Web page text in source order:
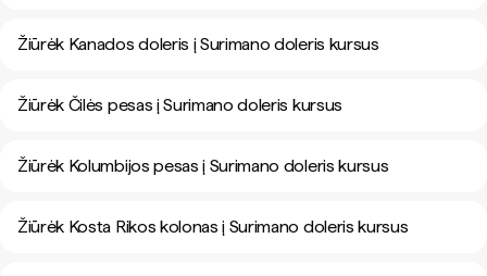
Žiūrėk Kanados doleris į Surimano doleris kursus
Žiūrėk Čilės pesas į Surimano doleris kursus
Žiūrėk Kolumbijos pesas į Surimano doleris kursus
Žiūrėk Kosta Rikos kolonas į Surimano doleris kursus